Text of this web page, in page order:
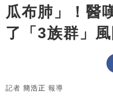
瓜布肺」！醫
了「3族群」
記者 簡浩正 報導